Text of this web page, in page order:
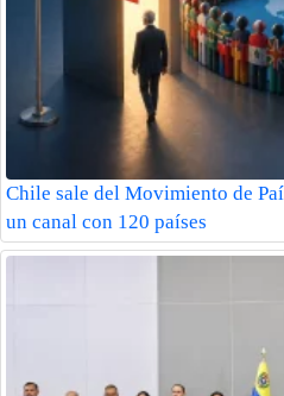
Chile sale del Movimiento de
un canal con 120 países